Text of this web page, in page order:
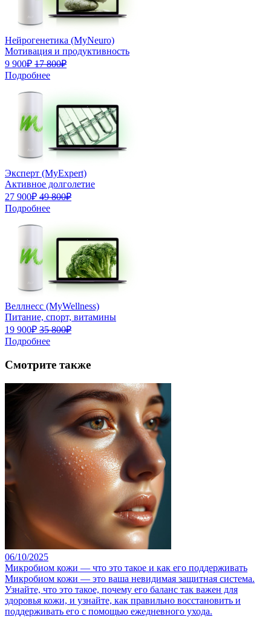
Нейрогенетика (MyNeuro)
Мотивация и продуктивность
9 900₽ 17 800₽
Подробнее
Эксперт (MyExpert)
Активное долголетие
27 900₽ 49 800₽
Подробнее
Веллнесс (MyWellness)
Питание, спорт, витамины
19 900₽ 35 800₽
Подробнее
Смотрите также
06/10/2025
Микробиом кожи — что это такое и как его поддерживать
Микробиом кожи — это ваша невидимая защитная система.
Узнайте, что это такое, почему его баланс так важен для
здоровья кожи, и узнайте, как правильно восстановить и
поддерживать его с помощью ежедневного ухода.